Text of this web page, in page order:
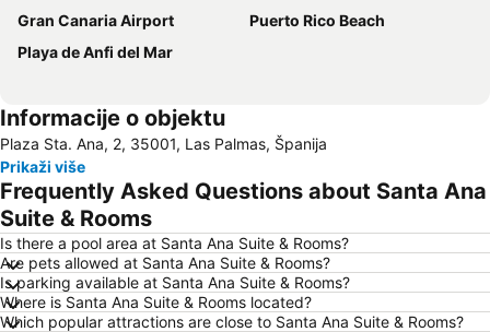
Gran Canaria Airport
Puerto Rico Beach
Playa de Anfi del Mar
Informacije o objektu
Plaza Sta. Ana, 2, 35001, Las Palmas, Španija
Prikaži više
Frequently Asked Questions about Santa Ana
Suite & Rooms
Is there a pool area at Santa Ana Suite & Rooms?
Are pets allowed at Santa Ana Suite & Rooms?
Is parking available at Santa Ana Suite & Rooms?
Where is Santa Ana Suite & Rooms located?
Which popular attractions are close to Santa Ana Suite & Rooms?